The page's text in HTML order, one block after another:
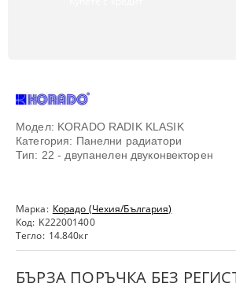
Модел: KORADO RADIK KLASIK
Категория: Панелни радиатори
Тип: 22 - двупанелен двуконвекторен
Марка: Корадо (Чехия/България)
Код: K222001400
Тегло: 14.840кг
БЪРЗА ПОРЪЧКА БЕЗ